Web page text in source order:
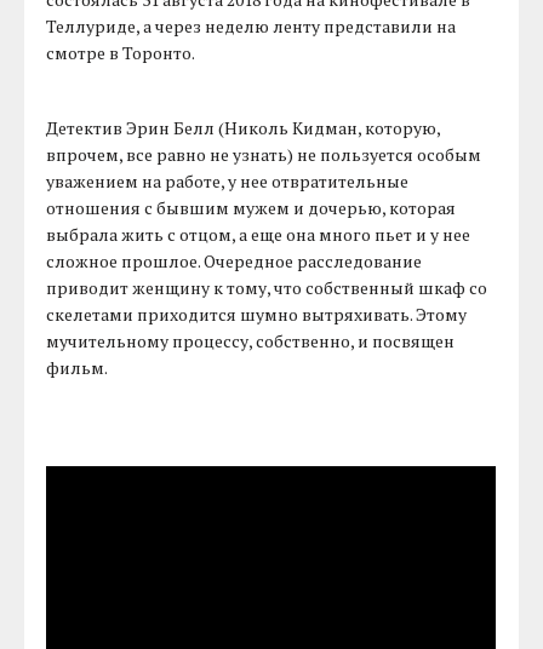
Теллуриде, а через неделю ленту представили на
смотре в Торонто.
Детектив Эрин Белл (Николь Кидман, которую,
впрочем, все равно не узнать) не пользуется особым
уважением на работе, у нее отвратительные
отношения с бывшим мужем и дочерью, которая
выбрала жить с отцом, а еще она много пьет и у нее
сложное прошлое. Очередное расследование
приводит женщину к тому, что собственный шкаф со
скелетами приходится шумно вытряхивать. Этому
мучительному процессу, собственно, и посвящен
фильм.